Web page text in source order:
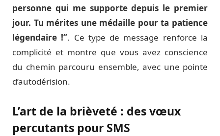
personne qui me supporte depuis le premier
jour. Tu mérites une médaille pour ta patience
légendaire !”. Ce type de message renforce la
complicité et montre que vous avez conscience
du chemin parcouru ensemble, avec une pointe
d’autodérision.
L’art de la brièveté : des vœux
percutants pour SMS